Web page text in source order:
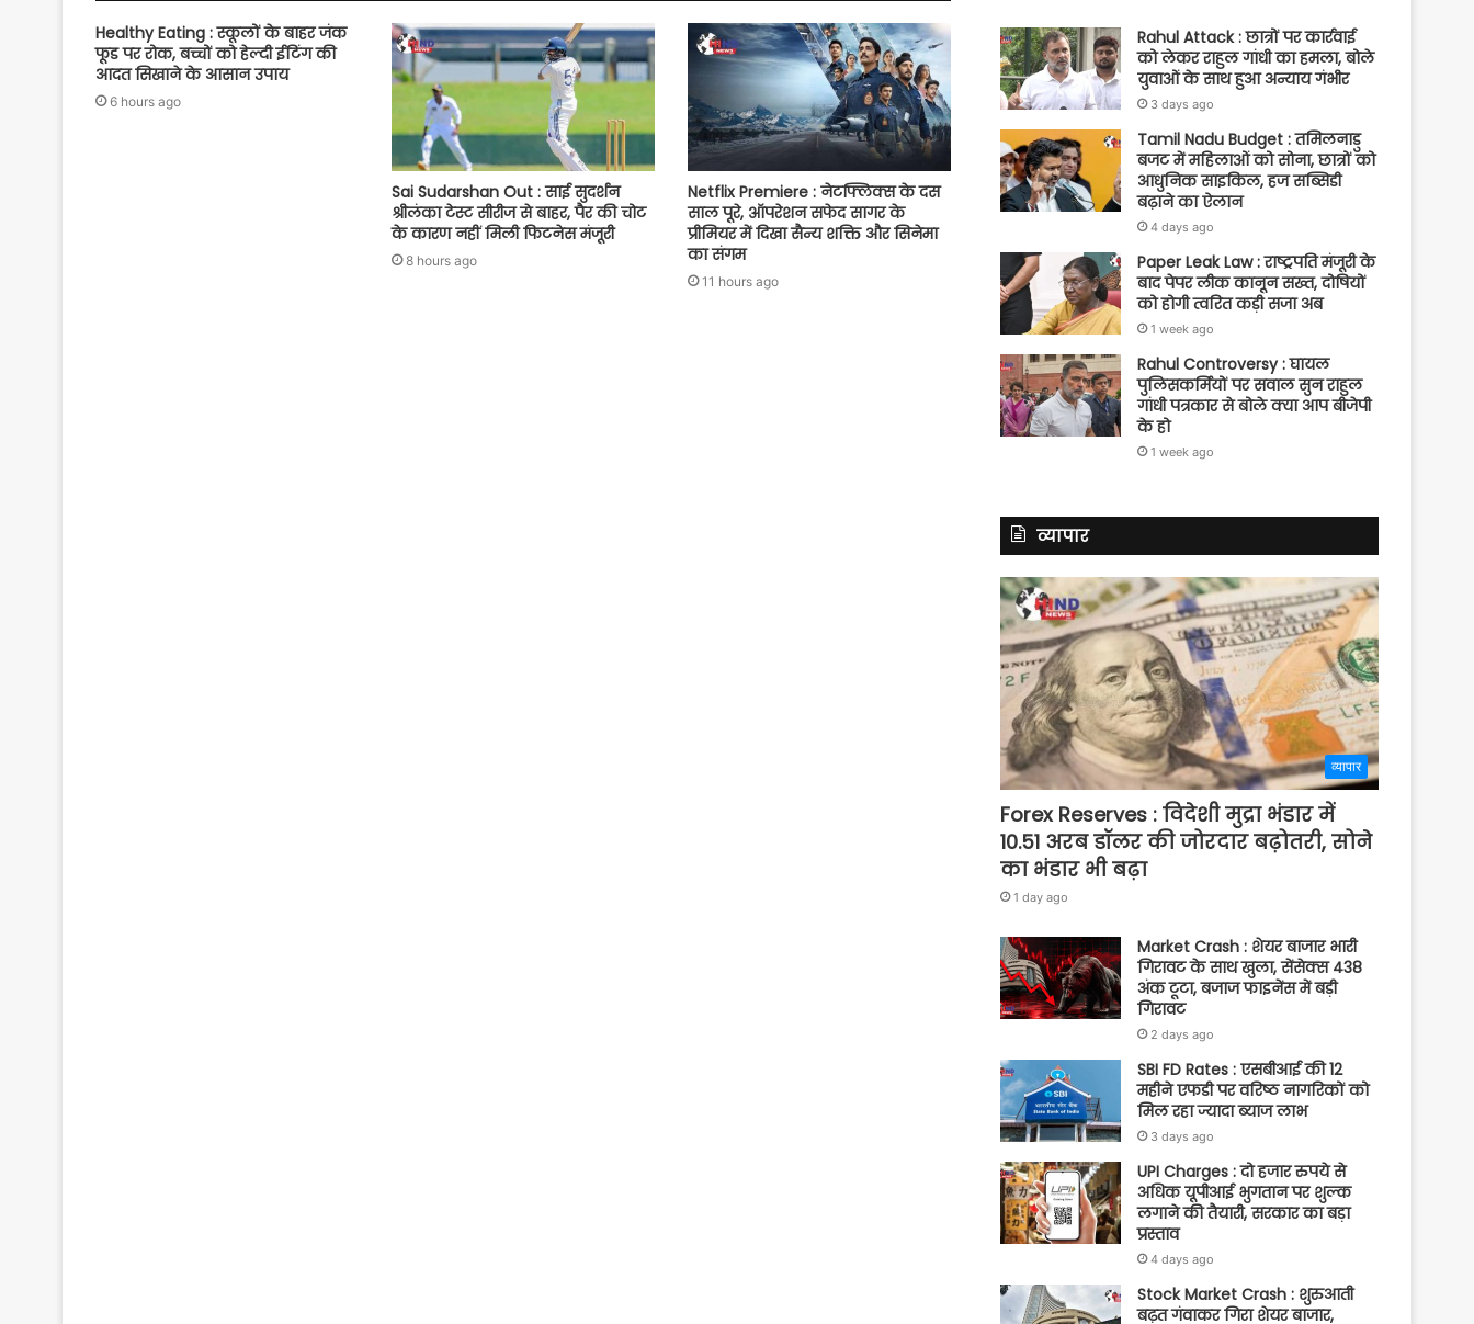
Healthy Eating : स्कूलों के बाहर जंक
फूड पर रोक, बच्चों को हेल्दी ईटिंग की
आदत सिखाने के आसान उपाय
6 hours ago
Sai Sudarshan Out : साई सुदर्शन
श्रीलंका टेस्ट सीरीज से बाहर, पैर की चोट
के कारण नहीं मिली फिटनेस मंजूरी
8 hours ago
Netflix Premiere : नेटफ्लिक्स के दस
साल पूरे, ऑपरेशन सफेद सागर के
प्रीमियर में दिखा सैन्य शक्ति और सिनेमा
का संगम
11 hours ago
Rahul Attack : छात्रों पर कार्रवाई
को लेकर राहुल गांधी का हमला, बोले
युवाओं के साथ हुआ अन्याय गंभीर
3 days ago
Tamil Nadu Budget : तमिलनाडु
बजट में महिलाओं को सोना, छात्रों को
आधुनिक साइकिल, हज सब्सिडी
बढ़ाने का ऐलान
4 days ago
Paper Leak Law : राष्ट्रपति मंजूरी के
बाद पेपर लीक कानून सख्त, दोषियों
को होगी त्वरित कड़ी सजा अब
1 week ago
Rahul Controversy : घायल
पुलिसकर्मियों पर सवाल सुन राहुल
गांधी पत्रकार से बोले क्या आप बीजेपी
के हो
1 week ago
व्यापार
व्यापार
Forex Reserves : विदेशी मुद्रा भंडार में
10.51 अरब डॉलर की जोरदार बढ़ोतरी, सोने
का भंडार भी बढ़ा
1 day ago
Market Crash : शेयर बाजार भारी
गिरावट के साथ खुला, सेंसेक्स 438
अंक टूटा, बजाज फाइनेंस में बड़ी
गिरावट
2 days ago
SBI FD Rates : एसबीआई की 12
महीने एफडी पर वरिष्ठ नागरिकों को
मिल रहा ज्यादा ब्याज लाभ
3 days ago
UPI Charges : दो हजार रुपये से
अधिक यूपीआई भुगतान पर शुल्क
लगाने की तैयारी, सरकार का बड़ा
प्रस्ताव
4 days ago
Stock Market Crash : शुरुआती
बढ़त गंवाकर गिरा शेयर बाजार,